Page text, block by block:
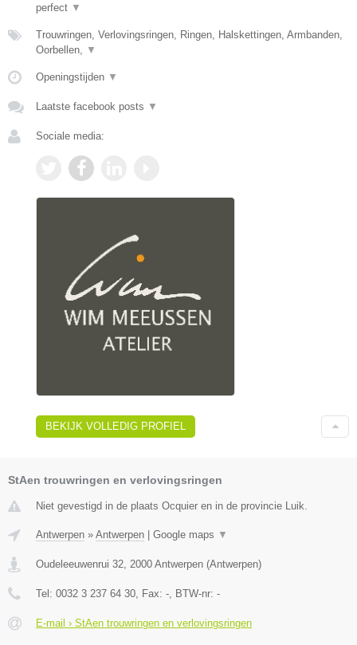
perfect ▼
Trouwringen, Verlovingsringen, Ringen, Halskettingen, Armbanden,
Oorbellen,
▼
Openingstijden ▼
Laatste facebook posts ▼
Sociale media:
BEKIJK VOLLEDIG PROFIEL
StAen trouwringen en verlovingsringen
Niet gevestigd in de plaats Ocquier en in de provincie Luik.
Antwerpen » Antwerpen | Google maps ▼
Oudeleeuwenrui 32 2000 Antwerpen (Antwerpen)
Tel: 0032 3 237 64 30 , Fax: - , BTW-nr: -
E-mail › StAen trouwringen en verlovingsringen